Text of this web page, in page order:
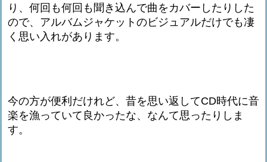
り、何回も何回も聞き込んで曲をカバーしたりした
ので、アルバムジャケットのビジュアルだけでも凄
く思い入れがあります。
今の方が便利だけれど、昔を思い返してCD時代に音
楽を漁っていて良かったな、なんて思ったりしま
す。